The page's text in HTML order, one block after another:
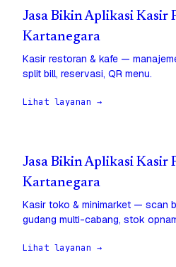
Jasa Bikin Aplikasi Kasir
Kartanegara
Kasir restoran & kafe —
split bill, reservasi, QR menu.
Lihat layanan →
Jasa Bikin Aplikasi Kasir
Kartanegara
Kasir toko & minimarket — scan
gudang multi-cabang, stok
Lihat layanan →